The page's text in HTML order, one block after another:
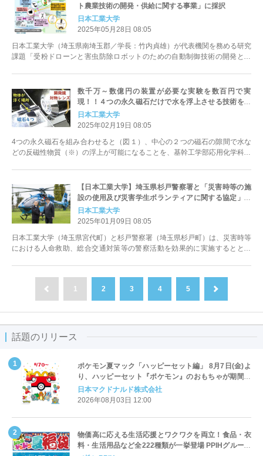
ト農業技術の開発・供給に関する事業」に採択
日本工業大学
2025年05月28日 08:05
日本工業大学（埼玉県南埼玉郡／学長：竹内貞雄）が代表機関を務める研究
課題「受粉ドローンと害虫防除ロボットのための自動制御技術の開発と普
数千万～数億円の装置が必要な実験を数百円で実
現！！４つの永久磁石だけで水を浮上させる技術を開
発。宇宙で行われる実験が地上で手軽に実施可能
に！？
日本工業大学
2025年02月19日 08:05
4つの永久磁石を組み合わせると（図１）、中心の２つの磁石の隙間で水な
どの反磁性物質（※）の浮上が可能になることを、基幹工学部応用化学科の
【日本工業大学】埼玉県杉戸警察署と「災害時等の施
設の使用及び災害学生ボランティアに関する協定」を
締結します
日本工業大学
2025年01月09日 08:05
日本工業大学（埼玉県宮代町）と杉戸警察署（埼玉県杉戸町）は、災害時等
における人命救助、総合交通対策等の警察活動を効果的に実施するととも
1 2 3 4 5
話題のリリース
ポケモン夏マック「ハッピーセット編」 8月7日(金)よ
り、ハッピーセット『ポケモン』のおもちゃが期間限
定登場
日本マクドナルド株式会社
2026年08月03日 12:00
物価高に応える生活応援とワクワクを両立！食品・衣
料・生活用品など全222種類が一挙登場 PPIHグループ